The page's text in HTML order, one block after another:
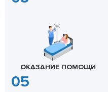
ОКАЗАНИЕ ПОМОЩИ